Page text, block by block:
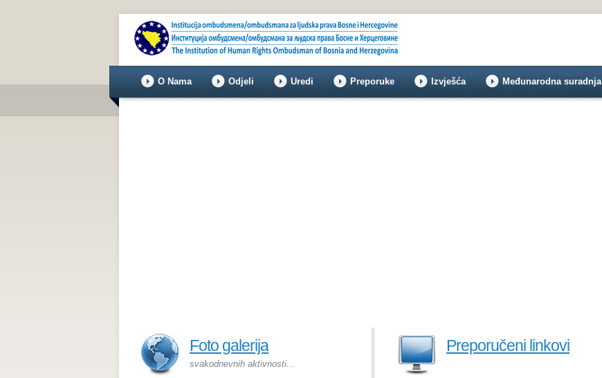
O Nama Odjeli Uredi Preporuke Izvješća Međunarodna suradnja
Foto galerija
svakodnevnih aktivnosti...
Preporučeni linkovi